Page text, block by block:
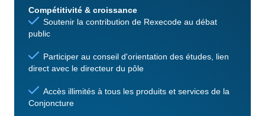
Compétitivité & croissance
Soutenir la contribution de Rexecode au débat
public
Participer au conseil d'orientation des études, lien
direct avec le directeur du pôle
Accès illimités à tous les produits et services de la
Conjoncture